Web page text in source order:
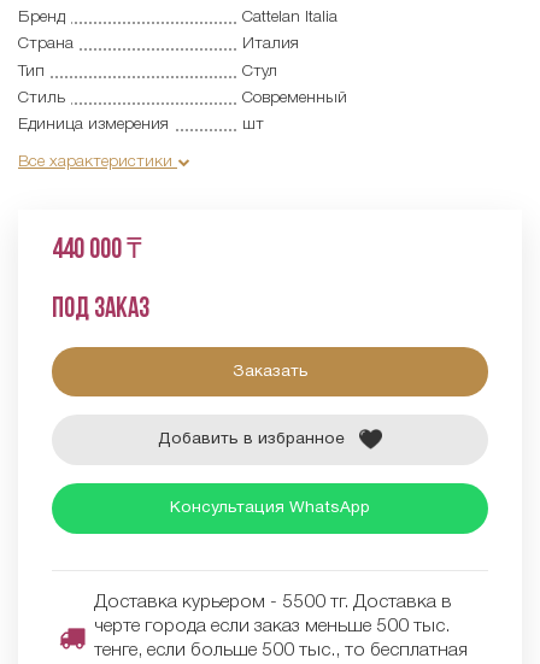
Бренд
Cattelan Italia
Страна
Италия
Тип
Стул
Стиль
Современный
Единица измерения
шт
Все характеристики
440 000 ₸
Под заказ
Заказать
Добавить в избранное
Консультация WhatsApp
Доставка курьером - 5500 тг. Доставка в
черте города если заказ меньше 500 тыс.
тенге, если больше 500 тыс., то бесплатная